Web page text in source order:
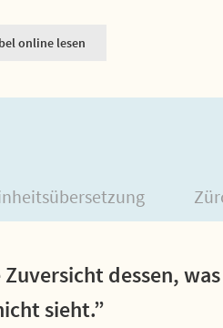
online lesen
dessen,
sieht.”